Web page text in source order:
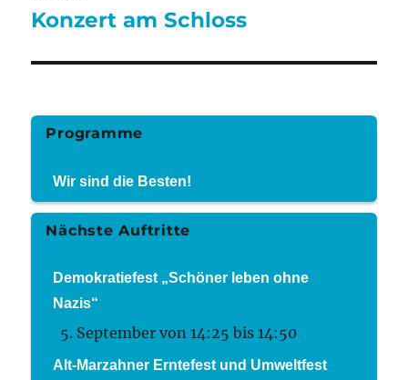
Nächster
Konzert am Schloss
Programme
Wir sind die Besten!
Nächste Auftritte
Demokratiefest „Schöner leben ohne
Nazis“
5. September von 14:25 bis14:50
Alt-Marzahner Erntefest und Umweltfest